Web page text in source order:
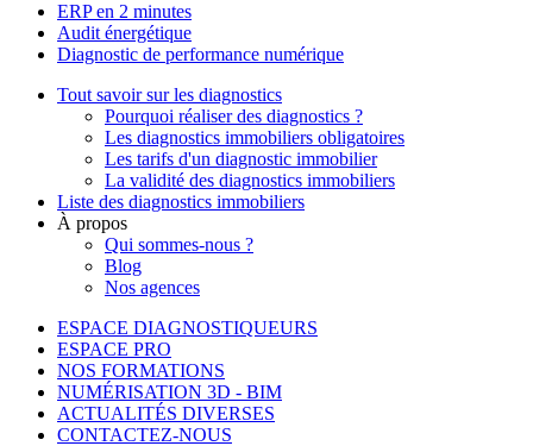
ERP en 2 minutes
Audit énergétique
Diagnostic de performance numérique
Tout savoir sur les diagnostics
Pourquoi réaliser des diagnostics ?
Les diagnostics immobiliers obligatoires
Les tarifs d'un diagnostic immobilier
La validité des diagnostics immobiliers
Liste des diagnostics immobiliers
À propos
Qui sommes-nous ?
Blog
Nos agences
ESPACE DIAGNOSTIQUEURS
ESPACE PRO
NOS FORMATIONS
NUMÉRISATION 3D - BIM
ACTUALITÉS DIVERSES
CONTACTEZ-NOUS